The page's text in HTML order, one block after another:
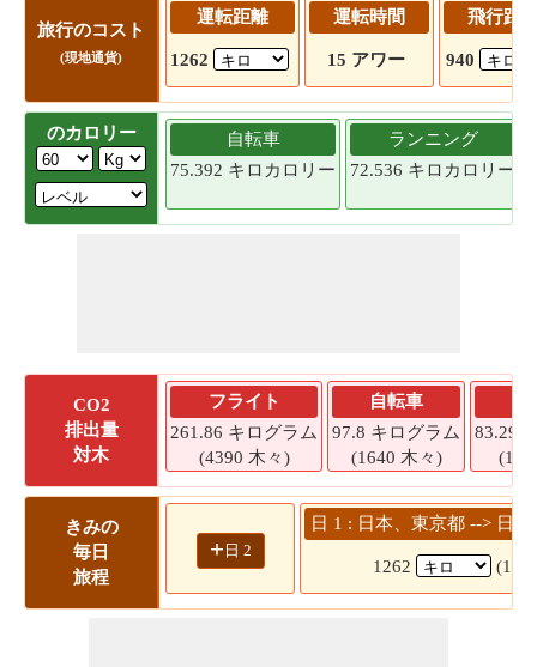
旅行のコスト
(現地通貨)
運転距離
1262
運転時間
15 アワー
飛行距
940
のカロリー
自転車
75.392 キロカロリー
ランニング
72.536 キロカロリー
CO2
排出量
対木
フライト
261.86 キログラム
(4390 木々)
自転車
97.8 キログラム
(1640 木々)
83.29
きみの
毎日
旅程
+ 日 2
日 1 : 日本、東京都 --> 日
1262 (15